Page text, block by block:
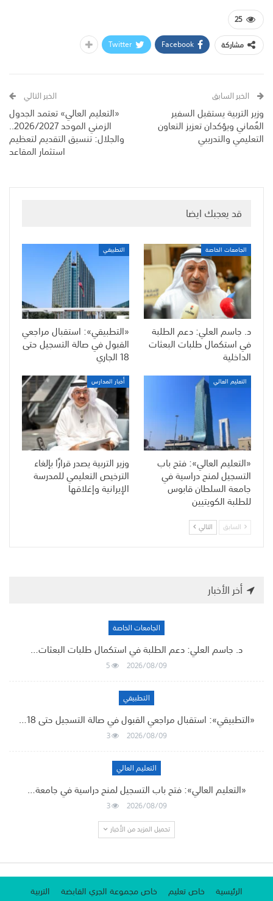
25
مشاركة
Facebook
Twitter
الخبر السابق
وزير التربية يستقبل السفير
العُماني ويؤكدان تعزيز التعاون
التعليمي والتدريبي
الخبر التالي
«التعليم العالي» تعتمد الجدول
الزمني الموحد 2026/2027..
والجلال: تنسيق التقديم لتعظيم
استثمار المقاعد
قد يعجبك ايضا
الجامعات الخاصة
د. جاسم العلي: دعم الطلبة
في استكمال طلبات البعثات
الداخلية
التطبيقي
«التطبيقي»: استقبال مراجعي
القبول في صالة التسجيل حتى
18 الجاري
التعليم العالي
«التعليم العالي»: فتح باب
التسجيل لمنح دراسية في
جامعة السلطان قابوس
للطلبة الكويتيين
أخبار المدارس
وزير التربية يصدر قرارًا بإلغاء
الترخيص التعليمي للمدرسة
الإيرانية وإغلاقها
السابق التالي
أخر الأخبار
الجامعات الخاصة
د. جاسم العلي: دعم الطلبة في استكمال طلبات البعثات…
2026/08/09
5
التطبيقي
«التطبيقي»: استقبال مراجعي القبول في صالة التسجيل حتى 18…
2026/08/09
3
التعليم العالي
«التعليم العالي»: فتح باب التسجيل لمنح دراسية في جامعة…
2026/08/09
3
تحميل المزيد من الأخبار
الرئيسية خاص تعليم خاص مجموعة الجري القابضة
التربية